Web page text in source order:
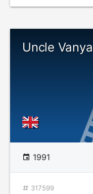
Uncle Vanya
1991
317599